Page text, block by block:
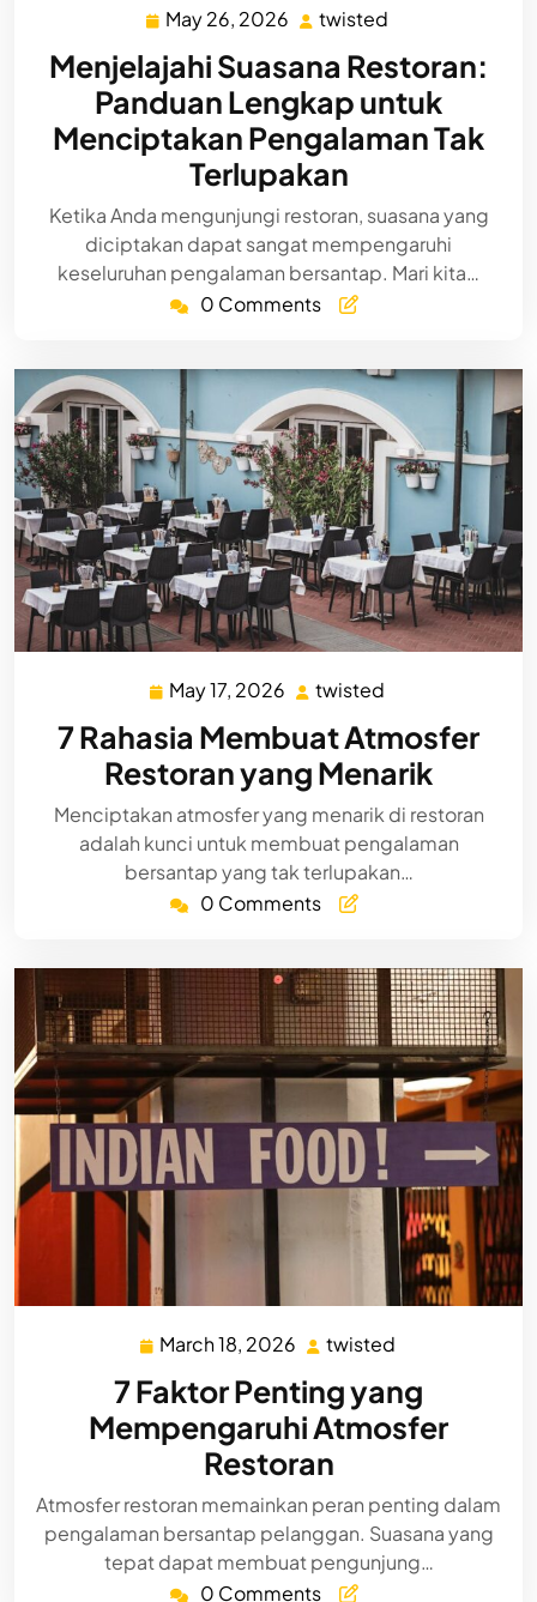
May 26, 2026 May
2026
twisted
Menjelajahi Suasana Restoran:
Panduan Lengkap untuk
Menciptakan Pengalaman Tak
Terlupakan
Ketika Anda mengunjungi restoran, suasana yang
diciptakan dapat sangat mempengaruhi
keseluruhan pengalaman bersantap. Mari kita…
0 Comments
May 17, 2026 May
2026
twisted
7 Rahasia Membuat Atmosfer
Restoran yang Menarik
Menciptakan atmosfer yang menarik di restoran
adalah kunci untuk membuat pengalaman
bersantap yang tak terlupakan…
0 Comments
March 18, 2026 March
18,
2026
twisted
7 Faktor Penting yang
Mempengaruhi Atmosfer
Restoran
Atmosfer restoran memainkan peran penting dalam
pengalaman bersantap pelanggan. Suasana yang
tepat dapat membuat pengunjung…
0 Comments